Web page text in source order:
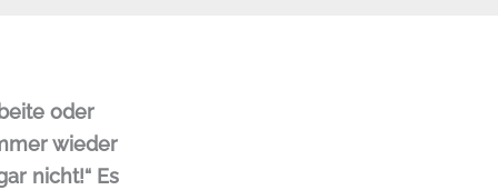
oder
wieder
nicht!“ Es